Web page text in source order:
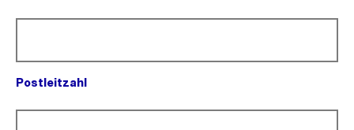
Postleitzahl